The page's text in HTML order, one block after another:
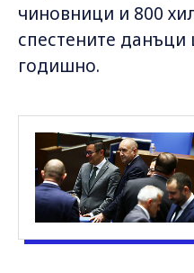
чиновници и 800
спестените
годишно.